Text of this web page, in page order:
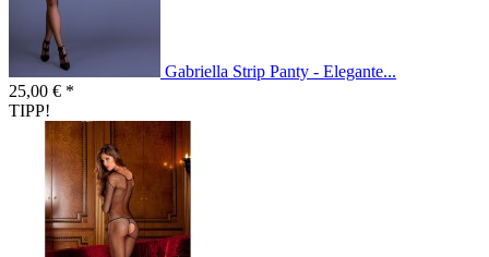
Gabriella Strip Panty - Elegante...
25,00 € *
TIPP!